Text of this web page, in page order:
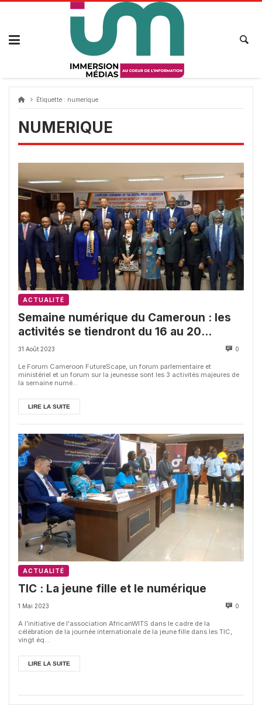
Passer
Étiquette : numerique
NUMERIQUE
ACTUALITÉ
Semaine numérique du Cameroun : les
activités se tiendront du 16 au 20
octobre 2023
31 Août 2023 0
Le Forum Cameroon FutureScape, un forum parlementaire et
ministériel et un forum sur la jeunesse sont les 3 activités majeures de
la semaine numé...
LIRE LA SUITE
ACTUALITÉ
TIC : La jeune fille et le numérique
1 Mai 2023 0
A l’initiative de l'association AfricanWITS dans le cadre de la
célébration de la journée internationale de la jeune fille dans les TIC,
vingt éq...
LIRE LA SUITE